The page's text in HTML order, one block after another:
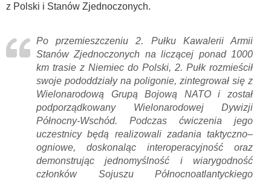
z Polski i Stanów Zjednoczonych.
Po przemieszczeniu 2. Pułku Kawalerii Armii
Stanów Zjednoczonych na liczącej ponad 1000
km trasie z Niemiec do Polski, 2. Pułk rozmieścił
swoje pododdziały na poligonie, zintegrował się z
Wielonarodową Grupą Bojową NATO i został
podporządkowany Wielonarodowej Dywizji
Północny-Wschód. Podczas ćwiczenia jego
uczestnicy będą realizowali zadania taktyczno–
ogniowe, doskonaląc interoperacyjność oraz
demonstrując jednomyślność i wiarygodność
członków Sojuszu Północnoatlantyckiego